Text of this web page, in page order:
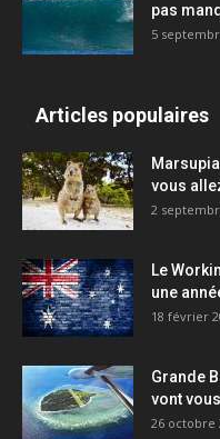
pas
5
Articles populaires
vous
2
Le
une
18 février
Grande
vont
26 octobre